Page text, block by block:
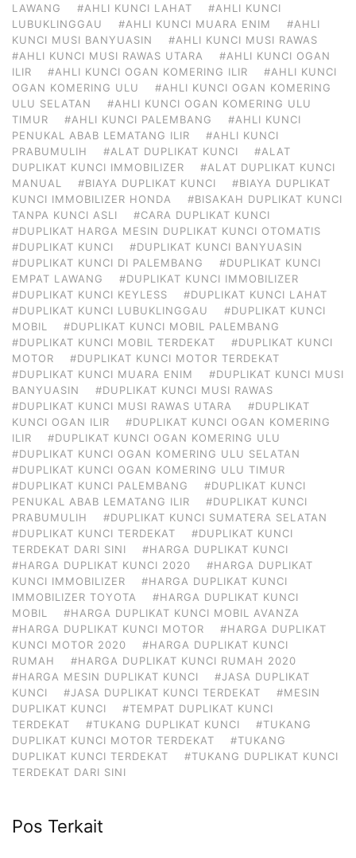
LAWANG
#AHLI KUNCI LAHAT
#AHLI KUNCI
LUBUKLINGGAU
#AHLI KUNCI MUARA ENIM
#AHLI
KUNCI MUSI BANYUASIN
#AHLI KUNCI MUSI RAWAS
#AHLI KUNCI MUSI RAWAS UTARA
#AHLI KUNCI OGAN
ILIR
#AHLI KUNCI OGAN KOMERING ILIR
#AHLI KUNCI
OGAN KOMERING ULU
#AHLI KUNCI OGAN KOMERING
ULU SELATAN
#AHLI KUNCI OGAN KOMERING ULU
TIMUR
#AHLI KUNCI PALEMBANG
#AHLI KUNCI
PENUKAL ABAB LEMATANG ILIR
#AHLI KUNCI
PRABUMULIH
#ALAT DUPLIKAT KUNCI
#ALAT
DUPLIKAT KUNCI IMMOBILIZER
#ALAT DUPLIKAT KUNCI
MANUAL
#BIAYA DUPLIKAT KUNCI
#BIAYA DUPLIKAT
KUNCI IMMOBILIZER HONDA
#BISAKAH DUPLIKAT KUNCI
TANPA KUNCI ASLI
#CARA DUPLIKAT KUNCI
#DUPLIKAT HARGA MESIN DUPLIKAT KUNCI OTOMATIS
#DUPLIKAT KUNCI
#DUPLIKAT KUNCI BANYUASIN
#DUPLIKAT KUNCI DI PALEMBANG
#DUPLIKAT KUNCI
EMPAT LAWANG
#DUPLIKAT KUNCI IMMOBILIZER
#DUPLIKAT KUNCI KEYLESS
#DUPLIKAT KUNCI LAHAT
#DUPLIKAT KUNCI LUBUKLINGGAU
#DUPLIKAT KUNCI
MOBIL
#DUPLIKAT KUNCI MOBIL PALEMBANG
#DUPLIKAT KUNCI MOBIL TERDEKAT
#DUPLIKAT KUNCI
MOTOR
#DUPLIKAT KUNCI MOTOR TERDEKAT
#DUPLIKAT KUNCI MUARA ENIM
#DUPLIKAT KUNCI MUSI
BANYUASIN
#DUPLIKAT KUNCI MUSI RAWAS
#DUPLIKAT KUNCI MUSI RAWAS UTARA
#DUPLIKAT
KUNCI OGAN ILIR
#DUPLIKAT KUNCI OGAN KOMERING
ILIR
#DUPLIKAT KUNCI OGAN KOMERING ULU
#DUPLIKAT KUNCI OGAN KOMERING ULU SELATAN
#DUPLIKAT KUNCI OGAN KOMERING ULU TIMUR
#DUPLIKAT KUNCI PALEMBANG
#DUPLIKAT KUNCI
PENUKAL ABAB LEMATANG ILIR
#DUPLIKAT KUNCI
PRABUMULIH
#DUPLIKAT KUNCI SUMATERA SELATAN
#DUPLIKAT KUNCI TERDEKAT
#DUPLIKAT KUNCI
TERDEKAT DARI SINI
#HARGA DUPLIKAT KUNCI
#HARGA DUPLIKAT KUNCI 2020
#HARGA DUPLIKAT
KUNCI IMMOBILIZER
#HARGA DUPLIKAT KUNCI
IMMOBILIZER TOYOTA
#HARGA DUPLIKAT KUNCI
MOBIL
#HARGA DUPLIKAT KUNCI MOBIL AVANZA
#HARGA DUPLIKAT KUNCI MOTOR
#HARGA DUPLIKAT
KUNCI MOTOR 2020
#HARGA DUPLIKAT KUNCI
RUMAH
#HARGA DUPLIKAT KUNCI RUMAH 2020
#HARGA MESIN DUPLIKAT KUNCI
#JASA DUPLIKAT
KUNCI
#JASA DUPLIKAT KUNCI TERDEKAT
#MESIN
DUPLIKAT KUNCI
#TEMPAT DUPLIKAT KUNCI
TERDEKAT
#TUKANG DUPLIKAT KUNCI
#TUKANG
DUPLIKAT KUNCI MOTOR TERDEKAT
#TUKANG
DUPLIKAT KUNCI TERDEKAT
#TUKANG DUPLIKAT KUNCI
TERDEKAT DARI SINI
Pos Terkait